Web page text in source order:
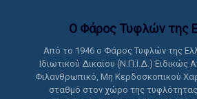
Ο Φάρος Τυφλών της
Από το 1946 ο Φάρος Τυφλών της
Ιδιωτικού Δικαίου (Ν.Π.Ι.Δ.) Ειδικώς
Φιλανθρωπικό, Μη Κερδοσκοπικού
σταθμό στον χώρο της